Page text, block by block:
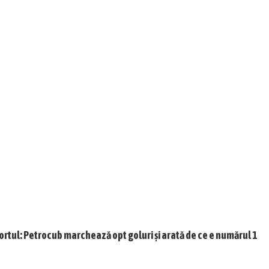
Petrocub marchează opt goluri și arată de ce e numărul 1